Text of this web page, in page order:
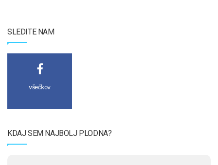
SLEDITE NAM
všečkov
KDAJ SEM NAJBOLJ PLODNA?